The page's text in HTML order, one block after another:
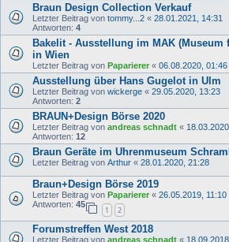
Braun Design Collection Verkauf
Letzter Beitrag von tommy...2 « 28.01.2021, 14:31
Antworten: 4
Bakelit - Ausstellung im MAK (Museum
in Wien
Letzter Beitrag von Paparierer « 06.08.2020, 01:46
Ausstellung über Hans Gugelot in Ulm
Letzter Beitrag von wickerge « 29.05.2020, 13:23
Antworten: 2
BRAUN+Design Börse 2020
Letzter Beitrag von andreas schnadt «
Antworten: 12
Braun Geräte im Uhrenmuseum
Letzter Beitrag von Arthur « 28.01.2020, 21:28
Braun+Design Börse 2019
Letzter Beitrag von Paparierer « 26.05.2019, 11:10
Antworten: 45
1 2
Forumstreffen West 2018
Letzter Beitrag von andreas schnadt «